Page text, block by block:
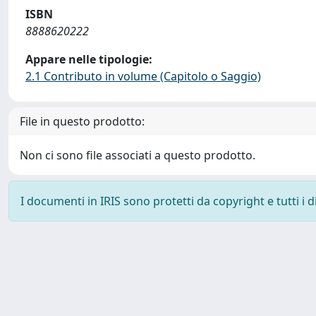
ISBN
8888620222
Appare nelle tipologie:
2.1 Contributo in volume (Capitolo o Saggio)
File in questo prodotto:
Non ci sono file associati a questo prodotto.
I documenti in IRIS sono protetti da copyright e tutti i